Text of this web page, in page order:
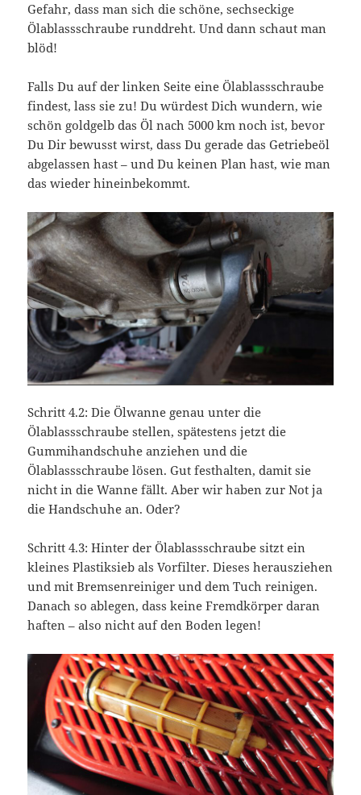
Gefahr, dass man sich die schöne, sechseckige
Ölablassschraube runddreht. Und dann schaut man
blöd!
Falls Du auf der linken Seite eine Ölablassschraube
findest, lass sie zu! Du würdest Dich wundern, wie
schön goldgelb das Öl nach 5000 km noch ist, bevor
Du Dir bewusst wirst, dass Du gerade das Getriebeöl
abgelassen hast – und Du keinen Plan hast, wie man
das wieder hineinbekommt.
Schritt 4.2: Die Ölwanne genau unter die
Ölablassschraube stellen, spätestens jetzt die
Gummihandschuhe anziehen und die
Ölablassschraube lösen. Gut festhalten, damit sie
nicht in die Wanne fällt. Aber wir haben zur Not ja
die Handschuhe an. Oder?
Schritt 4.3: Hinter der Ölablassschraube sitzt ein
kleines Plastiksieb als Vorfilter. Dieses herausziehen
und mit Bremsenreiniger und dem Tuch reinigen.
Danach so ablegen, dass keine Fremdkörper daran
haften – also nicht auf den Boden legen!